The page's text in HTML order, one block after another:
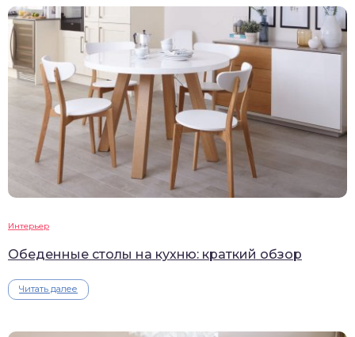
Интерьер
Обеденные столы на кухню: краткий обзор
Читать далее